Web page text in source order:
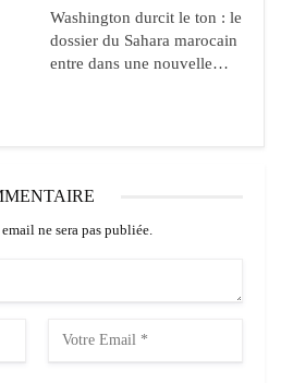
Washington durcit le ton : le
dossier du Sahara marocain
entre dans une nouvelle…
email ne sera pas publiée.